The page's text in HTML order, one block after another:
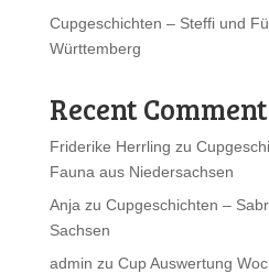
Cupgeschichten – Steffi und
Württemberg
Recent
Friderike Herrling zu
Fauna aus Niedersachsen
Anja zu Cupgeschichten –
Sachsen
admin zu Cup Auswertung